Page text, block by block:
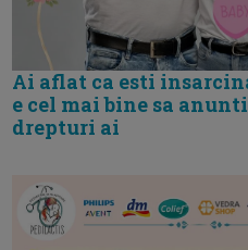
Ai aflat ca esti
e cel mai bine sa
drepturi ai